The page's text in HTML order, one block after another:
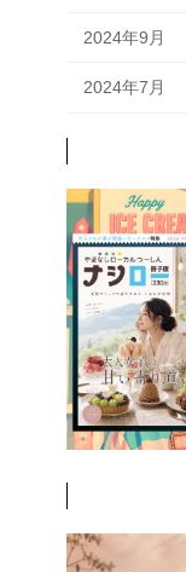
2024年9月
2024年7月